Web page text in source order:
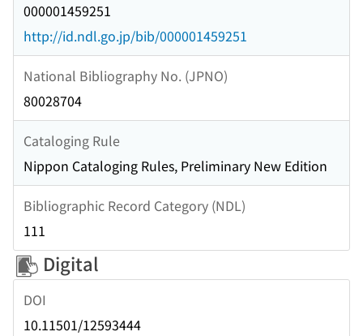
000001459251
http://id.ndl.go.jp/bib/000001459251
National Bibliography No. (JPNO)
80028704
Cataloging Rule
Nippon Cataloging Rules, Preliminary New Edition
Bibliographic Record Category (NDL)
111
Digital
DOI
10.11501/12593444